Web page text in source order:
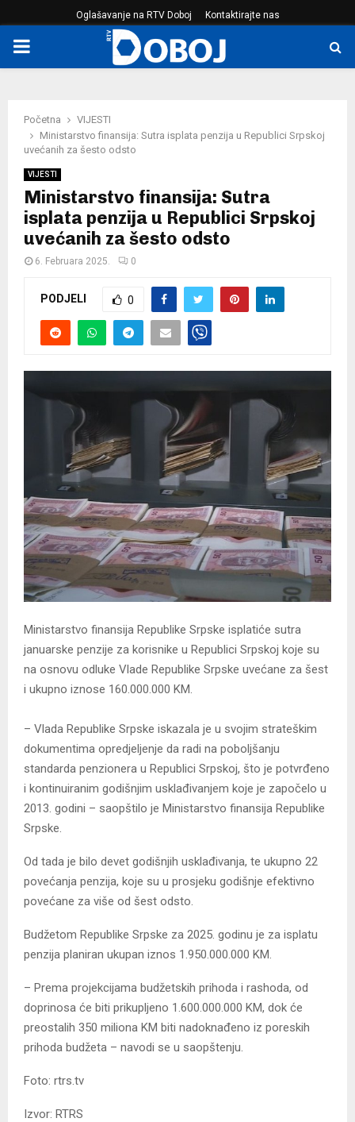
Oglašavanje na RTV Doboj Kontaktirajte nas
PRIMARY
Početna
VIJESTI
Ministarstvo finansija: Sutra isplata penzija u Republici Srpskoj
uvećanih za šesto odsto
VIJESTI
Ministarstvo finansija: Sutra
isplata penzija u Republici Srpskoj
uvećanih za šesto odsto
6. Februara 2025. 0
PODJELI 0
Ministarstvo finansija Republike Srpske isplatiće sutra
januarske penzije za korisnike u Republici Srpskoj koje su
na osnovu odluke Vlade Republike Srpske uvećane za šest
i ukupno iznose 160.000.000 KM.
– Vlada Republike Srpske iskazala je u svojim strateškim
dokumentima opredjeljenje da radi na poboljšanju
standarda penzionera u Republici Srpskoj, što je potvrđeno
i kontinuiranim godišnjim usklađivanjem koje je započelo u
2013. godini – saopštilo je Ministarstvo finansija Republike
Srpske.
Od tada je bilo devet godišnjih usklađivanja, te ukupno 22
povećanja penzija, koje su u prosjeku godišnje efektivno
povećane za više od šest odsto.
Budžetom Republike Srpske za 2025. godinu je za isplatu
penzija planiran ukupan iznos 1.950.000.000 KM.
– Prema projekcijama budžetskih prihoda i rashoda, od
doprinosa će biti prikupljeno 1.600.000.000 KM, dok će
preostalih 350 miliona KM biti nadoknađeno iz poreskih
prihoda budžeta – navodi se u saopštenju.
Foto: rtrs.tv
Izvor: RTRS